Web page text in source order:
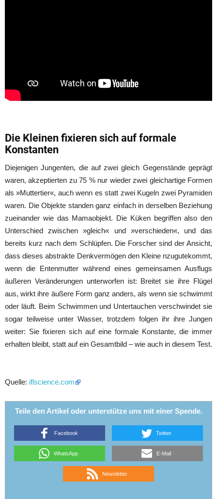
Die Kleinen fixieren sich auf formale
Konstanten
Diejenigen Jungenten, die auf zwei gleich Gegenstände geprägt
waren, akzeptierten zu 75 % nur wieder zwei gleichartige Formen
als »Muttertier«, auch wenn es statt zwei Kugeln zwei Pyramiden
waren. Die Objekte standen ganz einfach in derselben Beziehung
zueinander wie das Mamaobjekt. Die Küken begriffen also den
Unterschied zwischen »gleich« und »verschieden«, und das
bereits kurz nach dem Schlüpfen. Die Forscher sind der Ansicht,
dass dieses abstrakte Denkvermögen den Kleine nzugutekommt,
wenn die Entenmutter während eines gemeinsamen Ausflugs
äußeren Veränderungen unterworfen ist: Breitet sie ihre Flügel
aus, wirkt ihre äußere Form ganz anders, als wenn sie schwimmt
oder läuft. Beim Schwimmen und Untertauchen verschwindet sie
sogar teilweise unter Wasser, trotzdem folgen ihr ihre Jungen
weiter: Sie fixieren sich auf eine formale Konstante, die immer
erhalten bleibt, statt auf ein Gesamtbild – wie auch in diesem Test.
Quelle: iflscience.com
Teile den Artikel oder unterstütze uns mit einer Spende.
Facebook Twitter
WhatsApp E-Mail
Newsletter